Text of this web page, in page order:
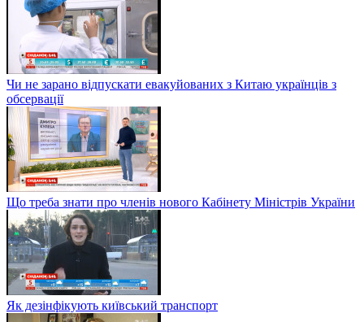
Чи не зарано відпускати евакуйованих з Китаю українців з
обсервації
Що треба знати про членів нового Кабінету Міністрів України
Як дезінфікують київський транспорт